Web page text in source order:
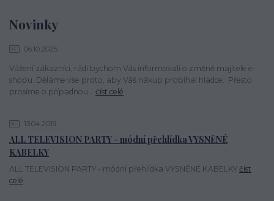
Novinky
06.10.2025
Vážení zákazníci, rádi bychom Vás informovali o změně majitele e-
shopu. Děláme vše proto, aby Váš nákup probíhal hladce. Přesto
prosíme o případnou... číst celé
13.04.2019
ALL TELEVISION PARTY - módní přehlídka VYSNĚNÉ
KABELKY
ALL TELEVISION PARTY - módní přehlídka VYSNĚNÉ KABELKY číst
celé